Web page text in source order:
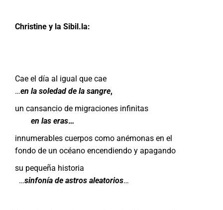
Christine y la Sibil.la:
Cae el día al igual que cae
…en la soledad de la sangre,
un cansancio de migraciones infinitas
en las eras…
innumerables cuerpos como anémonas en el
fondo de un océano encendiendo y apagando
su pequeña historia
…sinfonía de astros aleatorios…